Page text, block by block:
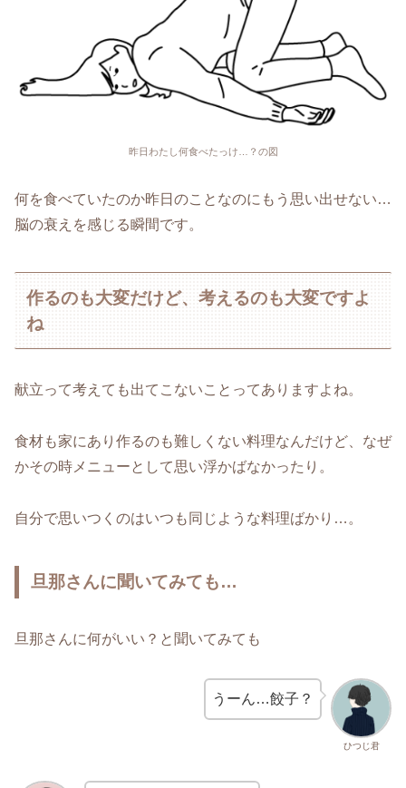
昨日わたし何食べたっけ…？の図
何を食べていたのか昨日のことなのにもう思い出せない…
脳の衰えを感じる瞬間です。
作るのも大変だけど、考えるのも大変ですよ
ね
献立って考えても出てこないことってありますよね。
食材も家にあり作るのも難しくない料理なんだけど、なぜ
かその時メニューとして思い浮かばなかったり。
自分で思いつくのはいつも同じような料理ばかり…。
旦那さんに聞いてみても…
旦那さんに何がいい？と聞いてみても
ひつじ君
うーん…餃子？